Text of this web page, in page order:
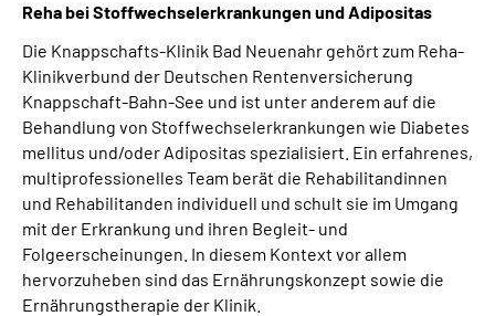
Reha bei Stoffwechselerkrankungen und Adipositas
Die Knappschafts-Klinik Bad Neuenahr gehört zum Reha-
Klinikverbund der Deutschen Rentenversicherung
Knappschaft-Bahn-See und ist unter anderem auf die
Behandlung von Stoffwechselerkrankungen wie Diabetes
mellitus und/oder Adipositas spezialisiert. Ein erfahrenes,
multiprofessionelles Team berät die Rehabilitandinnen
und Rehabilitanden individuell und schult sie im Umgang
mit der Erkrankung und ihren Begleit- und
Folgeerscheinungen. In diesem Kontext vor allem
hervorzuheben sind das Ernährungskonzept sowie die
Ernährungstherapie der Klinik.